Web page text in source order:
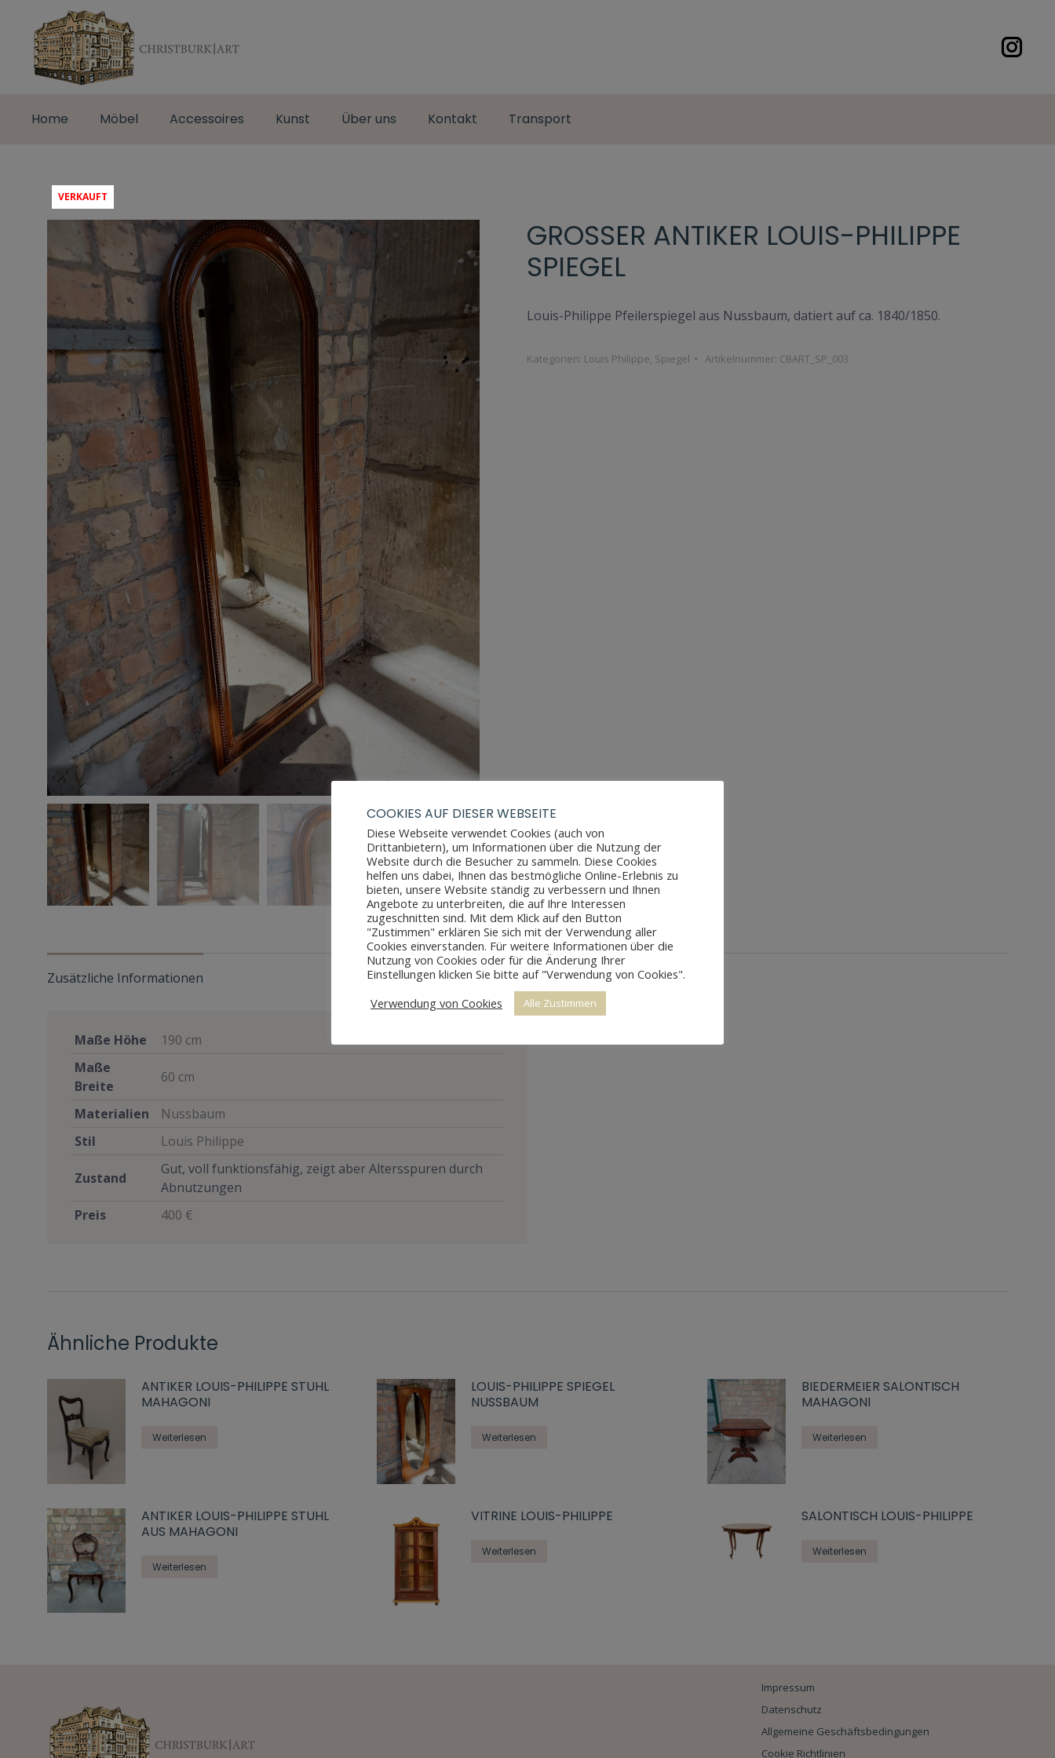
Home Möbel Accessoires Kunst Über uns Kontakt Transport
VERKAUFT
GROSSER ANTIKER LOUIS-PHILIPPE S
PIEGEL
Louis-Philippe Pfeilerspiegel aus Nussbaum, datiert auf ca. 1840/1850.
Kategorien: Louis Philippe, Spiegel Artikelnummer: CBART_SP_003
Zusätzliche Informationen
Maße Höhe
190 cm
Maße
Breite
60 cm
Materialien
Nussbaum
Stil
Louis Philippe
Zustand
Gut, voll funktionsfähig, zeigt aber Altersspuren durch
Abnutzungen
Preis
400 €
Ähnliche Produkte
ANTIKER LOUIS-PHILIPPE STUHL
MAHAGONI
Weiterlesen
LOUIS-PHILIPPE SPIEGEL
NUSSBAUM
Weiterlesen
BIEDERMEIER SALONTISCH
MAHAGONI
Weiterlesen
ANTIKER LOUIS-PHILIPPE STUHL
AUS MAHAGONI
Weiterlesen
VITRINE LOUIS-PHILIPPE
Weiterlesen
SALONTISCH LOUIS-PHILIPPE
Weiterlesen
Impressum
Datenschutz
Allgemeine Geschäftsbedingungen
Cookie Richtlinien
COOKIES AUF DIESER WEBSEITE
Diese Webseite verwendet Cookies (auch von
Drittanbietern), um Informationen über die Nutzung der
Website durch die Besucher zu sammeln. Diese Cookies
helfen uns dabei, Ihnen das bestmögliche Online-Erlebnis zu
bieten, unsere Website ständig zu verbessern und Ihnen
Angebote zu unterbreiten, die auf Ihre Interessen
zugeschnitten sind. Mit dem Klick auf den Button
"Zustimmen" erklären Sie sich mit der Verwendung aller
Cookies einverstanden. Für weitere Informationen über die
Nutzung von Cookies oder für die Änderung Ihrer
Einstellungen klicken Sie bitte auf "Verwendung von Cookies".
Verwendung von Cookies
Alle Zustimmen